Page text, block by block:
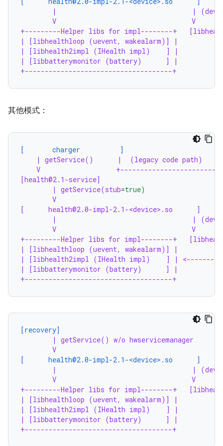
|                                  | (device-
V                                  V
+---------Helper libs for impl--------+
| [libhealthloop (uevent, wakealarm)] |
| [libhealth2impl (IHealth impl)    ] |
| [libbatterymonitor (battery)      ] |
+-------------------------------------+
其他模式：
[       charger          ]
| getService()      |  (legacy code path)
V
[health@2.1-service]
| getService(stub=true)
V
[      health@2.0-impl-2.1-<device>.so
|                                  | (device-
V                                  V
+---------Helper libs for impl--------+
| [libhealthloop (uevent, wakealarm)] |
| [libhealth2impl (IHealth impl)    ] |
| [libbatterymonitor (battery)      ] |
+-------------------------------------+
[recovery]
| getService() w/o hwservicemanager
V
[      health@2.0-impl-2.1-<device>.so      ]
|                                  | (device-
V                                  V
+---------Helper libs for impl--------+
| [libhealthloop (uevent, wakealarm)] |
| [libhealth2impl (IHealth impl)    ] |
| [libbatterymonitor (battery)      ] |
+-------------------------------------+